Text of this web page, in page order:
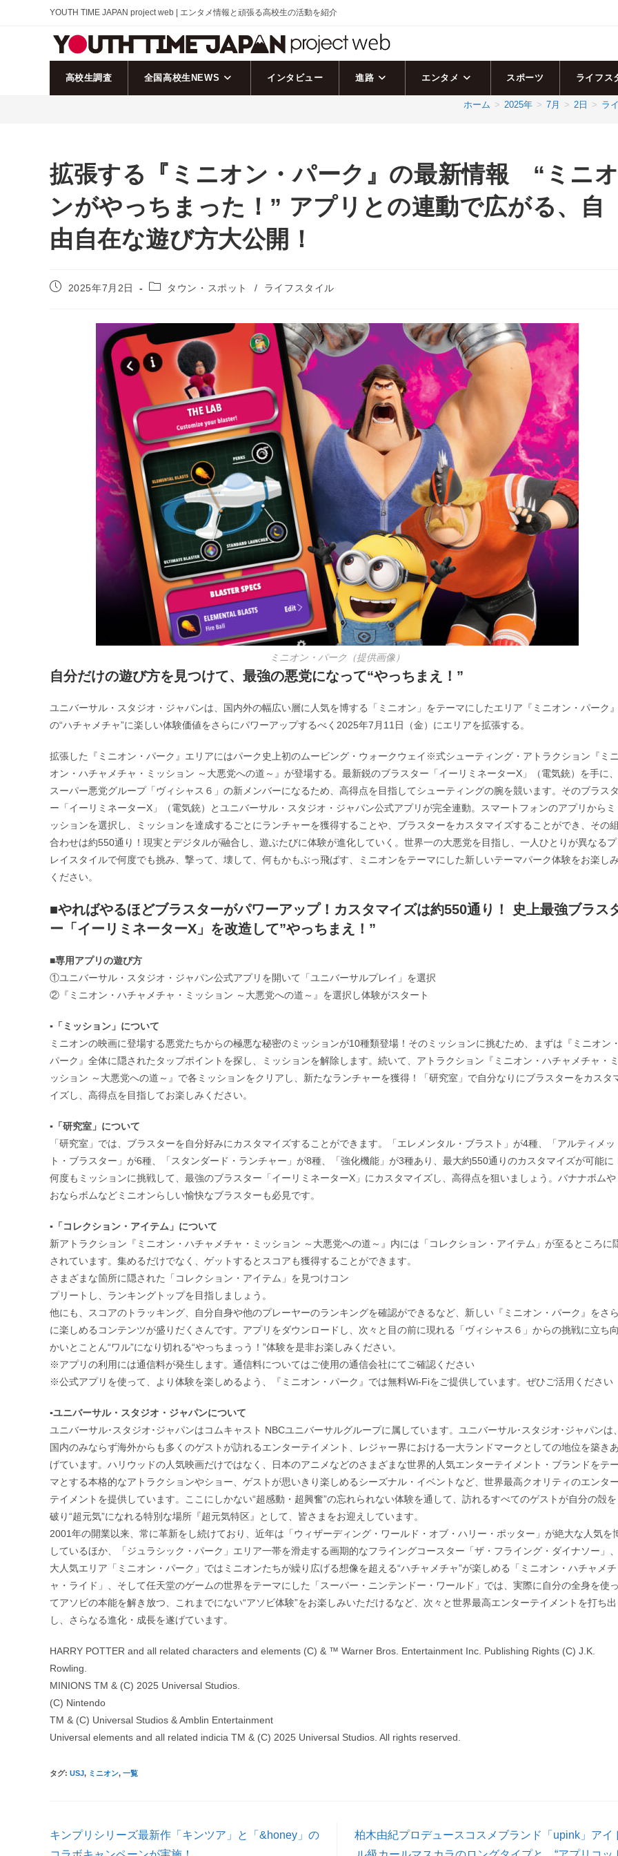
YOUTH TIME JAPAN project web | エンタメ情報と頑張る高校生の活動を紹介
高校生調査 全国高校生NEWS インタビュー 進路 エンタメ スポーツ ライフス
ホーム > 2025年 > 7月 > 2日 > ラ
拡張する『ミニオン・パーク』の最新情報 “ミニオ
ンがやっちまった！” アプリとの連動で広がる、自
由自在な遊び方大公開！
投
2025年7月2日
投
テ
ゴ
リ
ー:
タウン・スポット / ライフスタイル
ミニオン・パーク（提供画像）
自分だけの遊び方を見つけて、最強の悪党になって“やっちまえ！”
ユニバーサル・スタジオ・ジャパンは、国内外の幅広い層に人気を博する「ミニオン」をテーマにしたエリア『ミニオン・パーク』
の“ハチャメチャ”に楽しい体験価値をさらにパワーアップするべく2025年7月11日（金）にエリアを拡張する。
拡張した『ミニオン・パーク』エリアにはパーク史上初のムービング・ウォークウェイ※式シューティング・アトラクション『ミニ
オン・ハチャメチャ・ミッション ～大悪党への道～』が登場する。最新鋭のブラスター「イーリミネーターX」（電気銃）を手に、
スーパー悪党グループ「ヴィシャス６」の新メンバーになるため、高得点を目指してシューティングの腕を競います。そのブラスタ
ー「イーリミネーターX」（電気銃）とユニバーサル・スタジオ・ジャパン公式アプリが完全連動。スマートフォンのアプリからミ
ッションを選択し、ミッションを達成するごとにランチャーを獲得することや、ブラスターをカスタマイズすることができ、その組
合わせは約550通り！現実とデジタルが融合し、遊ぶたびに体験が進化していく。世界一の大悪党を目指し、一人ひとりが異なるプ
レイスタイルで何度でも挑み、撃って、壊して、何もかもぶっ飛ばす、ミニオンをテーマにした新しいテーマパーク体験をお楽しみ
ください。
■やればやるほどブラスターがパワーアップ！カスタマイズは約550通り！ 史上最強ブラス
ー「イーリミネーターX」を改造して”やっちまえ！”
■専用アプリの遊び方
①ユニバーサル・スタジオ・ジャパン公式アプリを開いて「ユニバーサルプレイ」を選択
②『ミニオン・ハチャメチャ・ミッション ～大悪党への道～』を選択し体験がスタート
▪「ミッション」について
ミニオンの映画に登場する悪党たちからの極悪な秘密のミッションが10種類登場！そのミッションに挑むため、まずは『ミニオン・
パーク』全体に隠されたタップポイントを探し、ミッションを解除します。続いて、アトラクション『ミニオン・ハチャメチャ・ミ
ッション ～大悪党への道～』で各ミッションをクリアし、新たなランチャーを獲得！「研究室」で自分なりにブラスターをカスタ
イズし、高得点を目指してお楽しみください。
▪「研究室」について
「研究室」では、ブラスターを自分好みにカスタマイズすることができます。「エレメンタル・ブラスト」が4種、「アルティメッ
ト・ブラスター」が6種、「スタンダード・ランチャー」が8種、「強化機能」が3種あり、最大約550通りのカスタマイズが可能に
何度もミッションに挑戦して、最強のブラスター「イーリミネーターX」にカスタマイズし、高得点を狙いましょう。バナナボムや
おならボムなどミニオンらしい愉快なブラスターも必見です。
▪「コレクション・アイテム」について
新アトラクション『ミニオン・ハチャメチャ・ミッション ～大悪党への道～』内には「コレクション・アイテム」が至るところに
されています。集めるだけでなく、ゲットするとスコアも獲得することができます。
さまざまな箇所に隠された「コレクション・アイテム」を見つけコン
プリートし、ランキングトップを目指しましょう。
他にも、スコアのトラッキング、自分自身や他のプレーヤーのランキングを確認ができるなど、新しい『ミニオン・パーク』をさら
に楽しめるコンテンツが盛りだくさんです。アプリをダウンロードし、次々と目の前に現れる「ヴィシャス６」からの挑戦に立ち向
かいとことん“ワル”になり切れる“やっちまっう！”体験を是非お楽しみください。
※アプリの利用には通信料が発生します。通信料についてはご使用の通信会社にてご確認ください
※公式アプリを使って、より体験を楽しめるよう、『ミニオン・パーク』では無料Wi-Fiをご提供しています。ぜひご活用ください
▪ユニバーサル・スタジオ・ジャパンについて
ユニバーサル･スタジオ･ジャパンはコムキャスト NBCユニバーサルグループに属しています。ユニバーサル･スタジオ･ジャパンは、
国内のみならず海外からも多くのゲストが訪れるエンターテイメント、レジャー界における一大ランドマークとしての地位を築きあ
げています。ハリウッドの人気映画だけではなく、日本のアニメなどのさまざまな世界的人気エンターテイメント・ブランドをテー
マとする本格的なアトラクションやショー、ゲストが思いきり楽しめるシーズナル・イベントなど、世界最高クオリティのエンター
テイメントを提供しています。ここにしかない“超感動・超興奮”の忘れられない体験を通して、訪れるすべてのゲストが自分の殻を
破り“超元気”になれる特別な場所『超元気特区』として、皆さまをお迎えしています。
2001年の開業以来、常に革新をし続けており、近年は「ウィザーディング・ワールド・オブ・ハリー・ポッター」が絶大な人気を
しているほか、「ジュラシック・パーク」エリア一帯を滑走する画期的なフライングコースター「ザ・フライング・ダイナソー」、
大人気エリア「ミニオン・パーク」ではミニオンたちが繰り広げる想像を超える“ハチャメチャ”が楽しめる「ミニオン・ハチャメチ
ャ・ライド」、そして任天堂のゲームの世界をテーマにした「スーパー・ニンテンドー・ワールド」では、実際に自分の全身を使っ
てアソビの本能を解き放つ、これまでにない“アソビ体験”をお楽しみいただけるなど、次々と世界最高エンターテイメントを打ち出
し、さらなる進化・成長を遂げています。
HARRY POTTER and all related characters and elements (C) & ™ Warner Bros. Entertainment Inc. Publishing Rights (C) J.K.
Rowling.
MINIONS TM & (C) 2025 Universal Studios.
(C) Nintendo
TM & (C) Universal Studios & Amblin Entertainment
Universal elements and all related indicia TM & (C) 2025 Universal Studios. All rights reserved.
タグ: USJ, ミニオン, 一覧
の
キンプリシリーズ最新作「キンツア」と「&honey」の
柏木由紀プロデュースコスメブランド「upink」アイ